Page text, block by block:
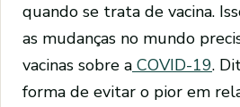
quando se trata de vacina.
as mudanças no mundo
vacinas sobre a COVID-19.
forma de evitar o pior em